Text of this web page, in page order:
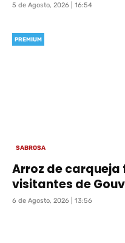
5 de Agosto, 2026 | 16:54
SABROSA
PREMIUM
Arroz de
visitantes de
6 de Agosto, 2026 | 13:56